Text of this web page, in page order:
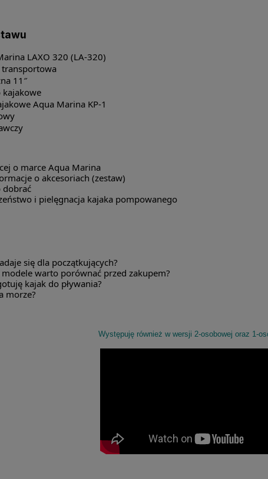
LAXO 320 (LA-320)
11″
kajakowe
Aqua Marina KP-1
o marce Aqua Marina
o akcesoriach (zestaw)
dobrać
i pielęgnacja kajaka pompowanego
się dla początkujących?
modele warto porównać przed zakupem?
kajak do pływania?
morze?
Występuję również w wersji 2-osobowej oraz 1-